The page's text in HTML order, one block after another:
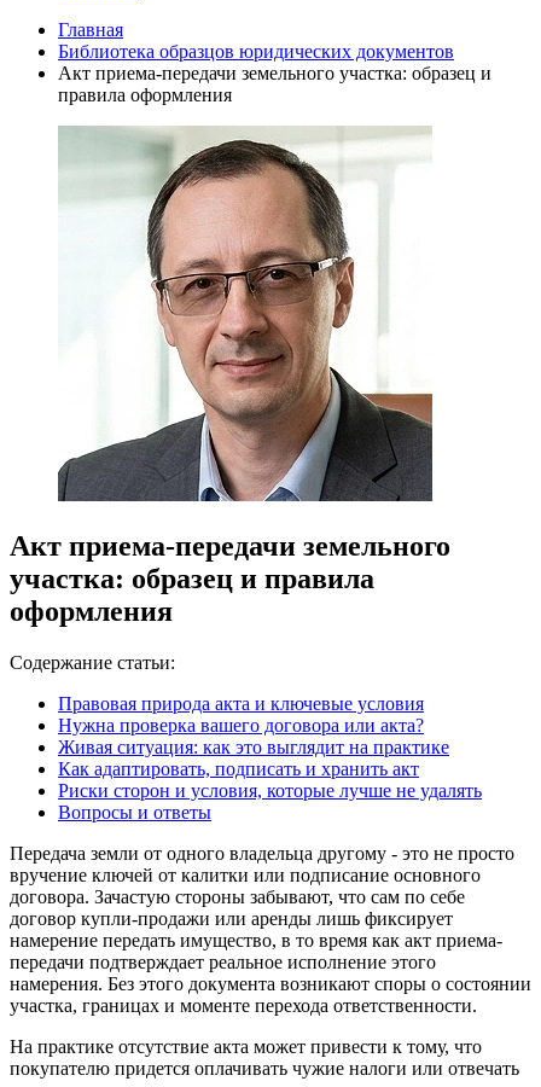
Главная
Библиотека образцов юридических документов
Акт приема-передачи земельного участка: образец и
правила оформления
Акт приема-передачи земельного
участка: образец и правила
оформления
Содержание статьи:
Правовая природа акта и ключевые условия
Нужна проверка вашего договора или акта?
Живая ситуация: как это выглядит на практике
Как адаптировать, подписать и хранить акт
Риски сторон и условия, которые лучше не удалять
Вопросы и ответы
Передача земли от одного владельца другому - это не просто
вручение ключей от калитки или подписание основного
договора. Зачастую стороны забывают, что сам по себе
договор купли-продажи или аренды лишь фиксирует
намерение передать имущество, в то время как акт приема-
передачи подтверждает реальное исполнение этого
намерения. Без этого документа возникают споры о состоянии
участка, границах и моменте перехода ответственности.
На практике отсутствие акта может привести к тому, что
покупателю придется оплачивать чужие налоги или отвечать